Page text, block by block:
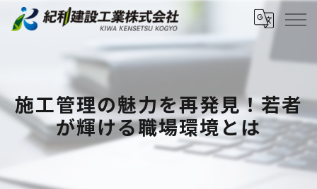
施工管理の魅力を再発見！若者
が輝ける職場環境とは